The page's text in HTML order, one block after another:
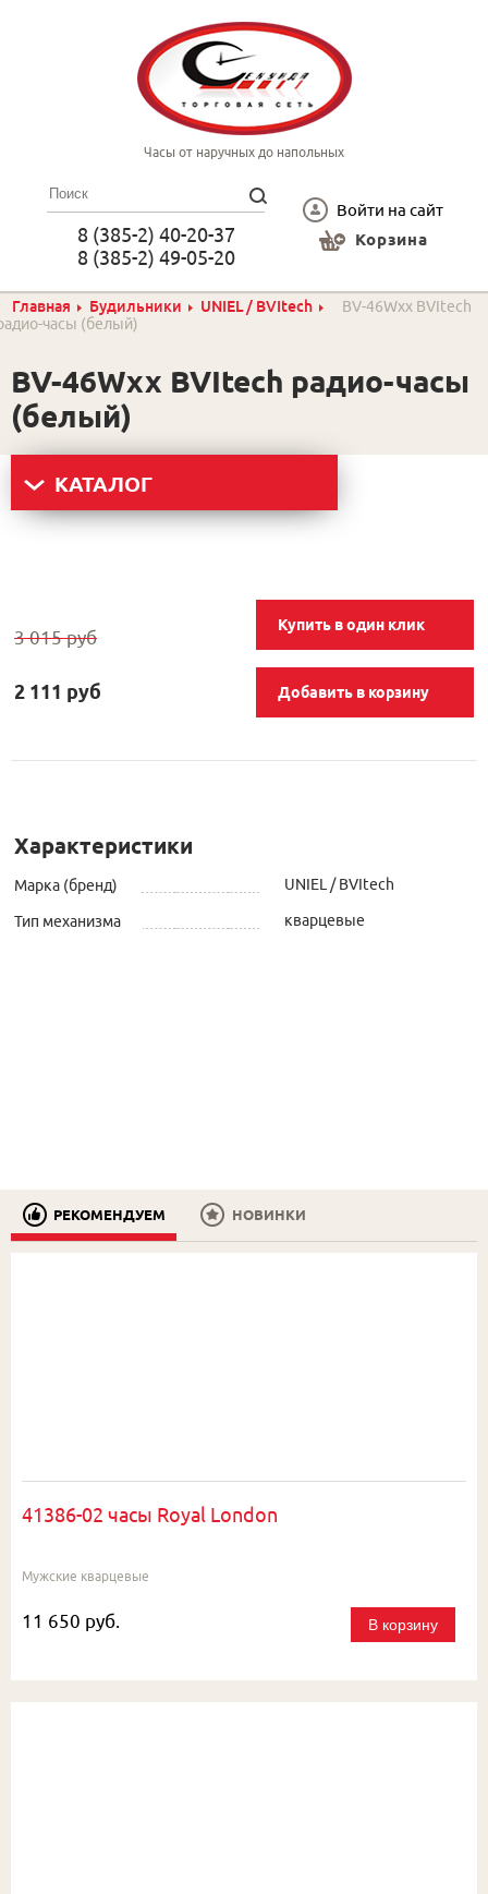
8 (385-2) 40-20-37
8 (385-2) 49-05-20
Часы от наручных до напольных
Войти на сайт
Корзина
Главная Будильники UNIEL / BVItech
BV-46Wxx BVItech
часы (белый)
BV-46Wxx BVItech радио-часы
(белый)
КАТАЛОГ
3 015 руб
Купить в один клик
2 111 руб Добавить в корзину
Характеристики
Марка (бренд) UNIEL / BVItech
Тип механизма кварцевые
РЕКОМЕНДУЕМ НОВИНКИ
41386-02 часы Royal London
Мужские кварцевые
11 650 руб. В корзину